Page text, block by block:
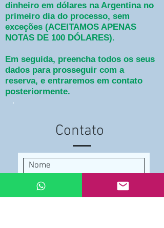
dinheiro em dólares na Argentina no
primeiro dia do processo, sem
exceções (ACEITAMOS APENAS
NOTAS DE 100 DÓLARES).
Em seguida, preencha todos os seus
dados para prosseguir com a
reserva, e entraremos em contato
posteriormente.
Contato